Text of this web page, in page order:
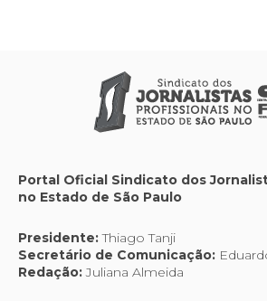
Portal Oficial Sindicato dos
no Estado de São Paulo
Presidente:Thiago Tanji
Secretário de Comunicação:
Redação:Juliana Almeida